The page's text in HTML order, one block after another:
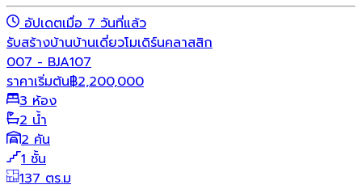
อัปเดตเมื่อ 7 วันที่แล้ว
รับสร้างบ้านบ้านเดี่ยวโมเดิร์นคลาสสิก
007 - BJA107
ราคาเริ่มต้น฿2,200,000
3 ห้อง
2 น้ำ
2 คัน
1 ชั้น
137 ตร.ม